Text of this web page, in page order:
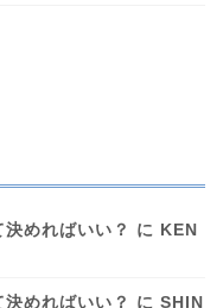
めればいい？ に KEN
めればいい？ に SHIN